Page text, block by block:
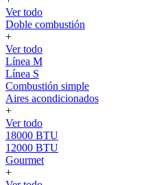
Ver todo
Doble combustión
+
Ver todo
Línea M
Línea S
Combustión simple
Aires acondicionados
+
Ver todo
18000 BTU
12000 BTU
Gourmet
+